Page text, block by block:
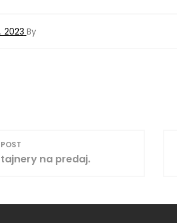
2023 By
na predaj.